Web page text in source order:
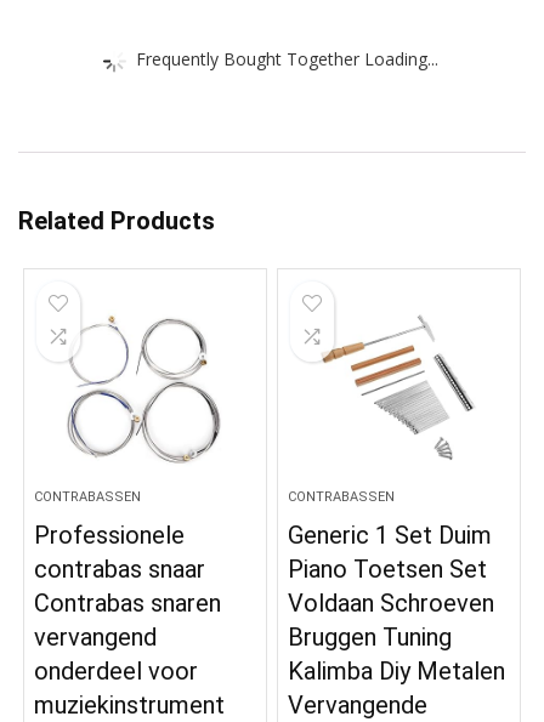
Frequently Bought Together Loading...
Related Products
CONTRABASSEN
Professionele
contrabas snaar
Contrabas snaren
vervangend
onderdeel voor
muziekinstrument
CONTRABASSEN
Generic 1 Set Duim
Piano Toetsen Set
Voldaan Schroeven
Bruggen Tuning
Kalimba Diy Metalen
Vervangende